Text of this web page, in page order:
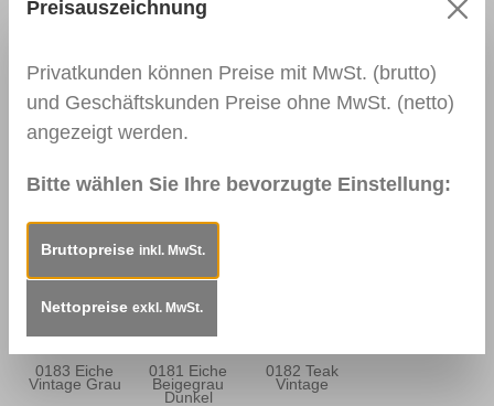
Nussbaum
Antik
Nussbraun
Palisander
Dunkel
Mahagoni Hell
0163
Mahagoni
0157
Mooreiche
0183 Eiche
Vintage Grau
0181 Eiche
Beigegrau
Dunkel
0182 Teak
Vintage
Preisauszeichnung
Privatkunden können Preise mit MwSt. (brutto)
und Geschäftskunden Preise ohne MwSt. (netto)
angezeigt werden.
Bitte wählen Sie Ihre bevorzugte Einstellung:
Bruttopreise inkl. MwSt.
Nettopreise exkl. MwSt.